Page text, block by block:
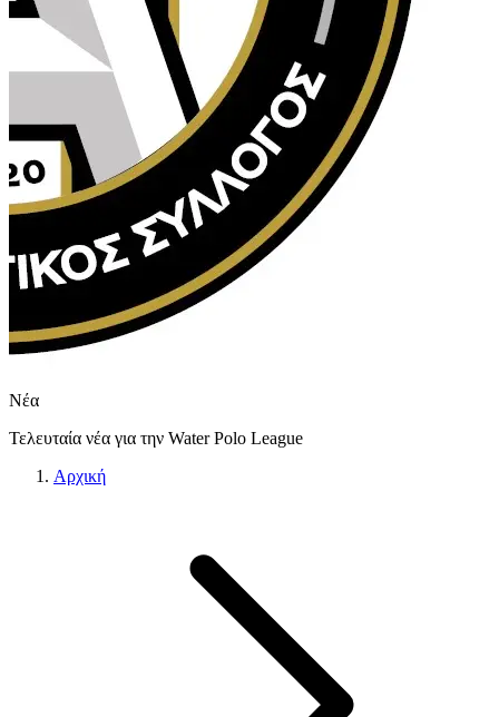
Νέα
Τελευταία νέα για την Water Polo League
Αρχική